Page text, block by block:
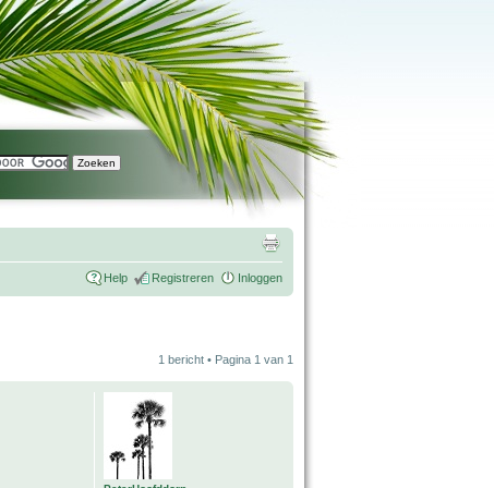
Help Registreren Inloggen
1 bericht • Pagina 1 van 1